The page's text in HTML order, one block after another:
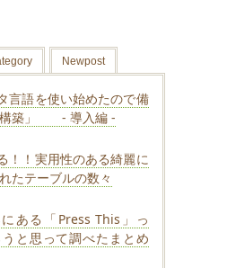
Newpost
言語を使い始めたので備
構築」 - 導入編 -
！！実用性のある綺麗に
たテーブルの数々
ある「Press This」っ
と思って調べたまとめ